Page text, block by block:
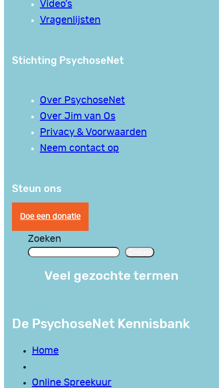
Video’s
Vragenlijsten
Stichting PsychoseNet
Over PsychoseNet
Over Jim van Os
Privacy & Voorwaarden
Neem contact op
Steun ons
Doe een donatie
Zoeken
Veel gezochte termen
De PsychoseNet Kennisbank
Home
Online Spreekuur